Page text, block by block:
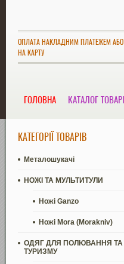
ОПЛАТА НАКЛАДНИМ ПЛАТЕЖЕМ
НА КАРТУ
ГОЛОВНА КАТАЛОГ
КАТЕГОРІЇ ТОВАРІВ
Металошукачі
НОЖІ ТА МУЛЬТИТУЛИ
Ножі Ganzo
Ножі Mora (Morakniv)
ОДЯГ ДЛЯ ПОЛЮВАННЯ ТА
ТУРИЗМУ